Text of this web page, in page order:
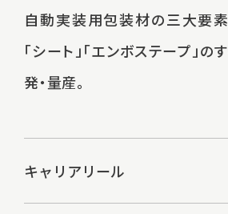
自動実装用包装材の三大要
「シート」「エンボステープ」の
発・量産。
キャリアリール